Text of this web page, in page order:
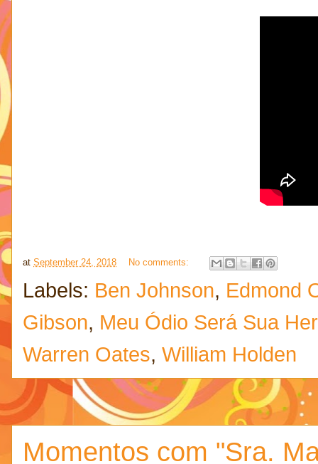
at September 24, 2018 No comments:
Labels: Ben Johnson, Edmond
Gibson, Meu Ódio Será Sua
Warren Oates, William Holden
Momentos com "Sra.